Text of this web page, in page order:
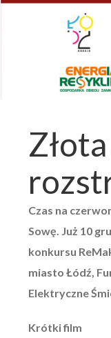
Czas na
Sowę. Już 10
konkursu
miasto Łódź,
Elektryczne
Krótki film